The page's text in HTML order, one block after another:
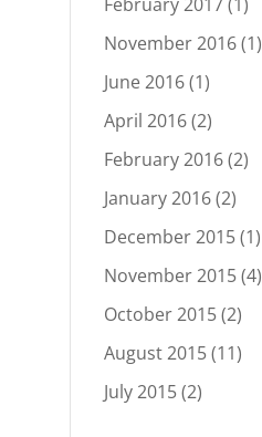
November 2016(1)
June 2016(1)
April 2016(2)
February 2016(2)
January 2016(2)
December 2015(1)
November 2015(4)
October 2015(2)
August 2015(11)
July 2015(2)